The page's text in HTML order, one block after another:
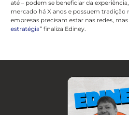
até – podem se beneficiar da
mercado há X anos e possuem tradição
empresas precisam estar nas redes,
estratégia” finaliza Ediney.